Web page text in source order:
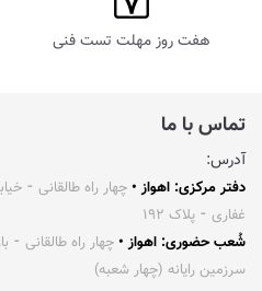
هفت روز مهلت تست فنی
تماس با ما
آدرس:
دفتر مرکزی: اهواز • چهار راه طالقانی ⁃
غفاری ⁃ پلاک ۱۹۲
شُعب حضوری: اهواز • چهار راه طالقانی ⁃
سرزمین رایانه (چهار شعبه)